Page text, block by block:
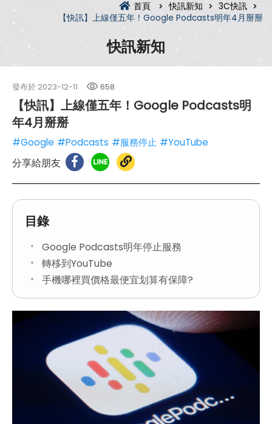
首頁 快訊新知
3C快訊
【快訊】上線僅五年！Google Podcasts明年4月掰掰
快訊新知
發布於 2023-12-11 658
【快訊】上線僅五年！Google Podcasts明
年4月掰掰
#Google #Podcasts #服務停止 #YouTube
分享給朋友
目錄
Google Podcasts明年停止服務
轉移到YouTube
手機哪裡買價格最便宜划算有保障?